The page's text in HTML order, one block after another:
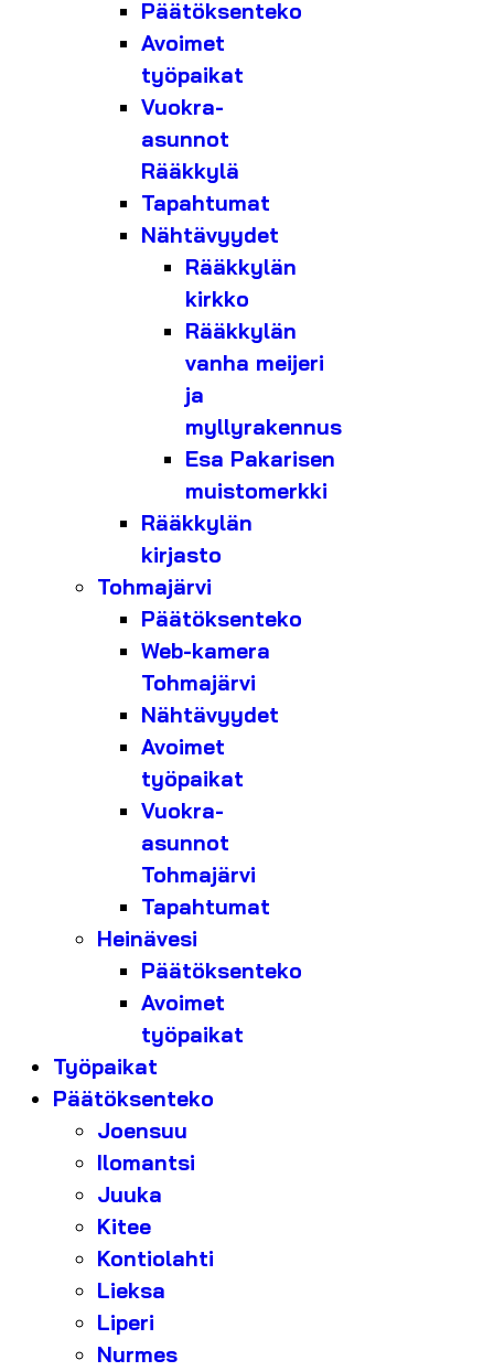
Päätöksenteko
Avoimet
työpaikat
Vuokra-
asunnot
Rääkkylä
Tapahtumat
Nähtävyydet
Rääkkylän
kirkko
Rääkkylän
vanha meijeri
ja
myllyrakennus
Esa Pakarisen
muistomerkki
Rääkkylän
kirjasto
Tohmajärvi
Päätöksenteko
Web-kamera
Tohmajärvi
Nähtävyydet
Avoimet
työpaikat
Vuokra-
asunnot
Tohmajärvi
Tapahtumat
Heinävesi
Päätöksenteko
Avoimet
työpaikat
Työpaikat
Päätöksenteko
Joensuu
Ilomantsi
Juuka
Kitee
Kontiolahti
Lieksa
Liperi
Nurmes